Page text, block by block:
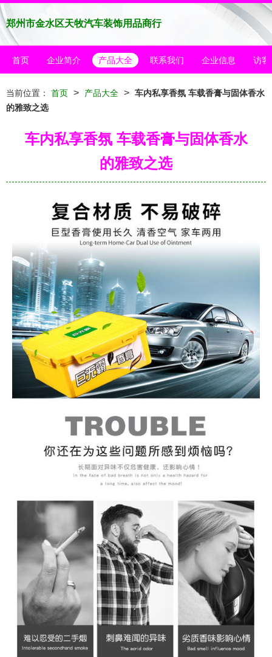
郑州市金水区天牧汽车装饰用品商行
首页 企业简介 产品大全 联系我们 企业信息 访客
当前位置： 首页 > 产品大全 > 车内私享香氛 车载香膏与固体香水
的雅致之选
车内私享香氛 车载香膏与固体香水
的雅致之选